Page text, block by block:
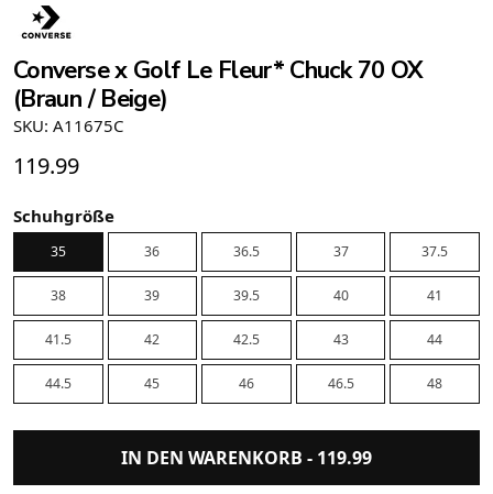
Converse x Golf Le Fleur* Chuck 70 OX
(Braun / Beige)
SKU: A11675C
119.99
Schuhgröße
35 36 36.5 37 37.5
38 39 39.5 40 41
41.5 42 42.5 43 44
44.5 45 46 46.5 48
IN DEN WARENKORB - 119.99